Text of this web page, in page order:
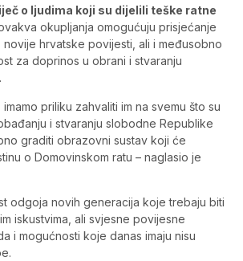
o ljudima koji su dijelili teške ratne
okupljanja omogućuju prisjećanje
hrvatske povijesti, ali i međusobno
za doprinos u obrani i stvaranju
priliku zahvaliti im na svemu što su
i stvaranju slobodne Republike
graditi obrazovni sustav koji će
o Domovinskom ratu – naglasio je
odgoja novih generacija koje trebaju biti
iskustvima, ali svjesne povijesne
i mogućnosti koje danas imaju nisu